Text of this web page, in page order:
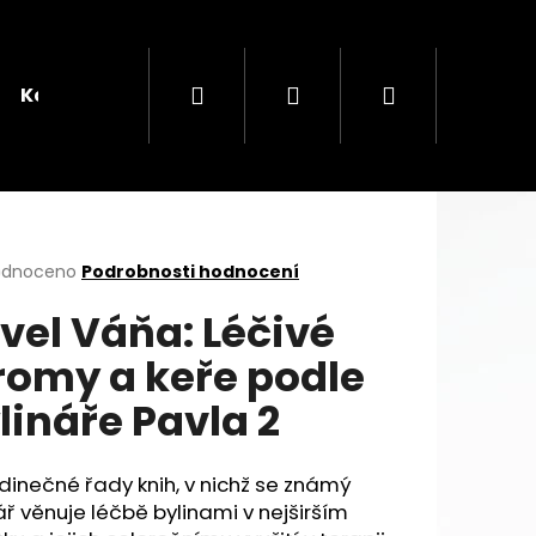
Kontakt Hledat PřihlášeníNákupní
košík
Podrobnosti hodnocení
Váňa: Léčivé
a keře podle
Pavla 2
řady knih, v nichž se známý
věnuje léčbě bylinami v nejširším
Následující
ČAJ